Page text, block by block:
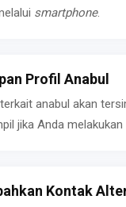
smartphone.
Profil Anabul
anabul akan
jika Anda
Kontak